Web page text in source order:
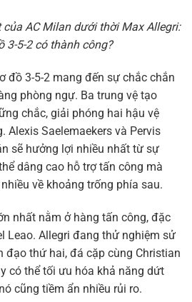
AC Milan dưới thời Max Allegri:
3-5-2 có thành công?
đồ 3-5-2 mang đến sự chắc chắn
phòng ngự. Ba trung vệ tạo
chắc, giải phóng hai hậu vệ
Alexis Saelemaekers và Pervis
sẽ hưởng lợi nhiều nhất từ sự
dâng cao hỗ trợ tấn công mà
về khoảng trống phía sau.
nhất nằm ở hàng tấn công, đặc
Leao. Allegri đang thử nghiệm sử
đạo thứ hai, đá cặp cùng Christian
có thể tối ưu hóa khả năng dứt
cũng tiềm ẩn nhiều rủi ro.